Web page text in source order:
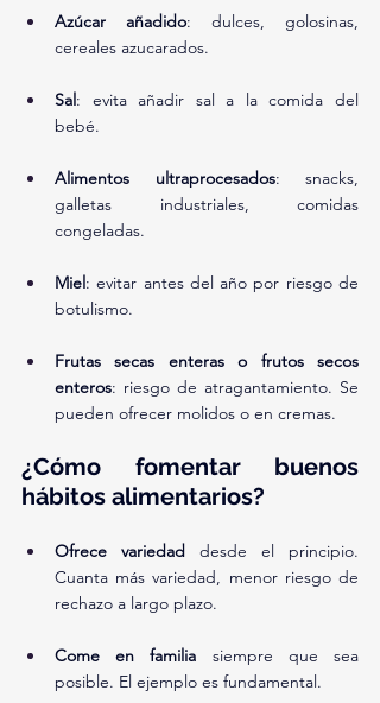
Azúcar añadido: dulces, golosinas,
cereales azucarados.
Sal: evita añadir sal a la comida del
bebé.
Alimentos ultraprocesados: snacks,
galletas industriales, comidas
congeladas.
Miel: evitar antes del año por riesgo de
botulismo.
Frutas secas enteras o frutos secos
enteros: riesgo de atragantamiento. Se
pueden ofrecer molidos o en cremas.
¿Cómo fomentar buenos
hábitos alimentarios?
Ofrece variedad desde el principio.
Cuanta más variedad, menor riesgo de
rechazo a largo plazo.
Come en familia siempre que sea
posible. El ejemplo es fundamental.